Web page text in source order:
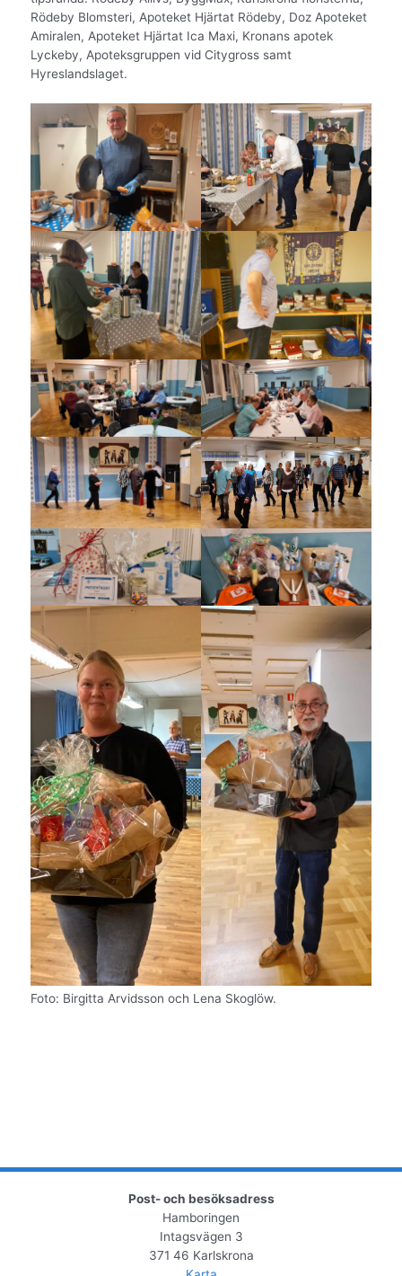
Rödeby Blomsteri, Apoteket Hjärtat Rödeby, Doz Apoteket
Amiralen, Apoteket Hjärtat Ica Maxi, Kronans apotek
Lyckeby, Apoteksgruppen vid Citygross samt
Hyreslandslaget.
Foto: Birgitta Arvidsson och Lena Skoglöw.
Post- och besöksadress
Hamboringen
Intagsvägen 3
371 46 Karlskrona